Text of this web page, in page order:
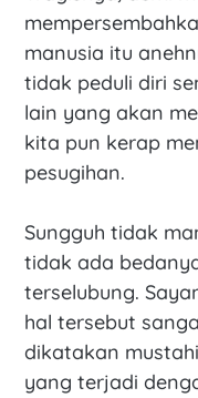
manusia itu
tidak peduli diri
lain yang akan
kita pun kerap
pesugihan.
Sungguh tidak
tidak ada
terselubung.
hal tersebut
dikatakan
yang terjadi